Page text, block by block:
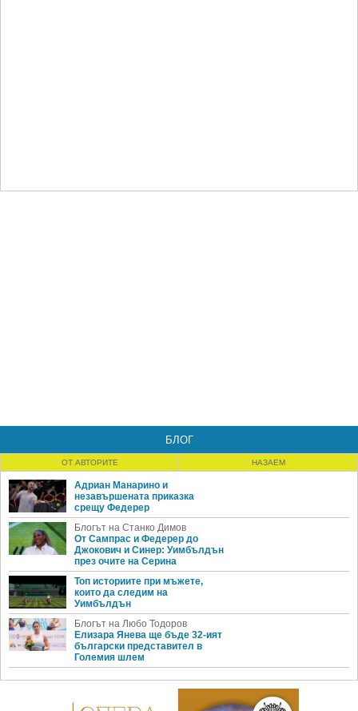
БЛОГ
ОТ АВТОРИТЕ НАЗАЕМ
Адриан Манарино и
незавършената приказка
срещу Федерер
Блогът на Станко Димов
От Сампрас и Федерер до
Джокович и Синер: Уимбълдън
през очите на Серина
Топ историите при мъжете,
които да следим на
Уимбълдън
Блогът на Любо Тодоров
Елизара Янева ще бъде 32-ият
български представител в
Големия шлем